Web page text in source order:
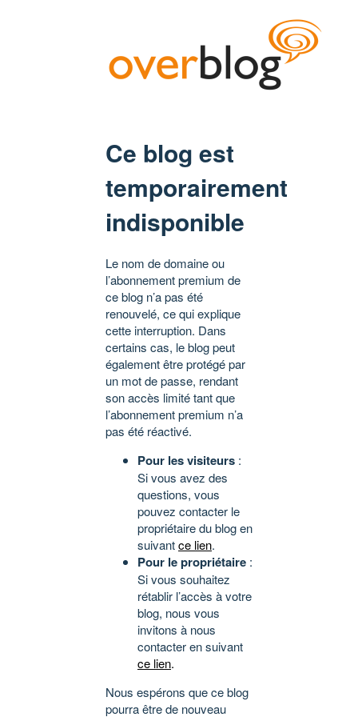
Ce blog est
temporairement
indisponible
Le nom de domaine ou
l’abonnement premium de
ce blog n’a pas été
renouvelé, ce qui explique
cette interruption. Dans
certains cas, le blog peut
également être protégé par
un mot de passe, rendant
son accès limité tant que
l’abonnement premium n’a
pas été réactivé.
Pour les visiteurs :
Si vous avez des
questions, vous
pouvez contacter le
propriétaire du blog en
suivantce lien.
Pour le propriétaire :
Si vous souhaitez
rétablir l’accès à votre
blog, nous vous
invitons à nous
contacter en suivant
ce lien.
Nous espérons que ce blog
pourra être de nouveau